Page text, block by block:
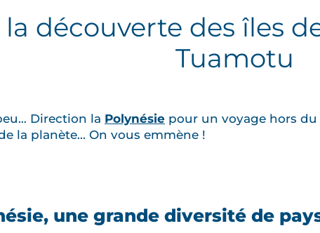
la découverte des îles
Tuamotu
Direction la Polynésie pour un voyage hors
la planète... On vous emmène !
une grande diversité de